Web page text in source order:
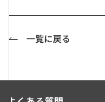
一覧に戻る